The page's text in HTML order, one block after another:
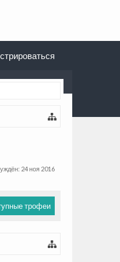
24 ноя 2016
трофеи